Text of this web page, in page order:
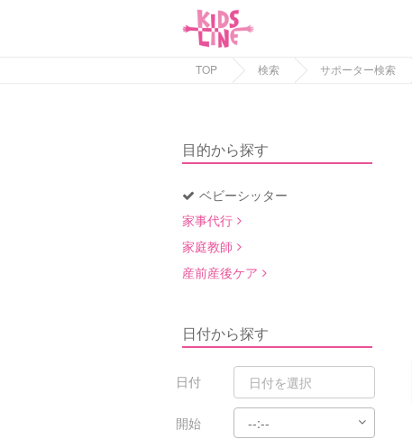
TOP 検索 サポーター検索
目的から探す
ベビーシッター
家事代行
家庭教師
産前産後ケア
日付から探す
日付
開始